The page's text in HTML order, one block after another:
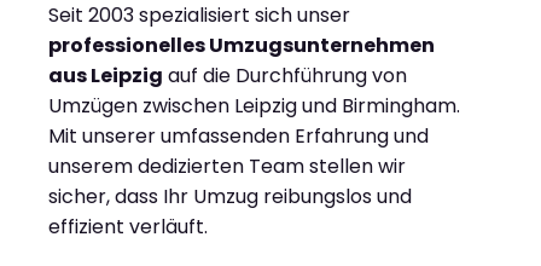
Seit 2003 spezialisiert sich unser
professionelles Umzugsunternehmen
aus Leipzig auf die Durchführung von
Umzügen zwischen Leipzig und Birmingham.
Mit unserer umfassenden Erfahrung und
unserem dedizierten Team stellen wir
sicher, dass Ihr Umzug reibungslos und
effizient verläuft.